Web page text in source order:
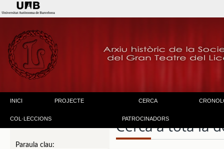
INICI PROJECTE CERCA
COL·LECCIONS PATROCINADORS
Paraula clau:
Cerca a tota la